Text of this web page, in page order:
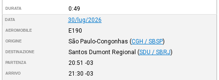
DURATA 0:49
DATA 30/lug/2026
AEROMOBILE E190
ORIGINE São Paulo-Congonhas (CGH / SBSP)
DESTINAZIONE Santos Dumont Regional (SDU / SBRJ)
PARTENZA 20:51 -03
ARRIVO 21:30 -03